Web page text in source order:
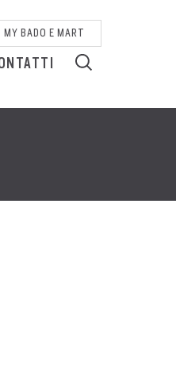
MY BADO E MART